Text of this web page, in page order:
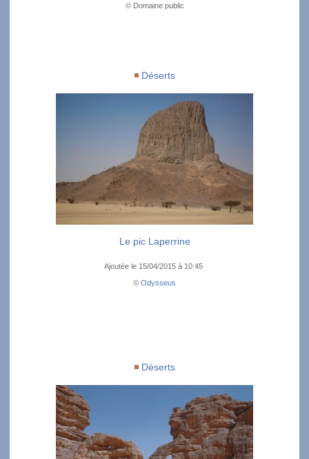
© Domaine public
Déserts
Le pic Laperrine
Ajoutée le 15/04/2015 à 10:45
© Odysseus
Déserts